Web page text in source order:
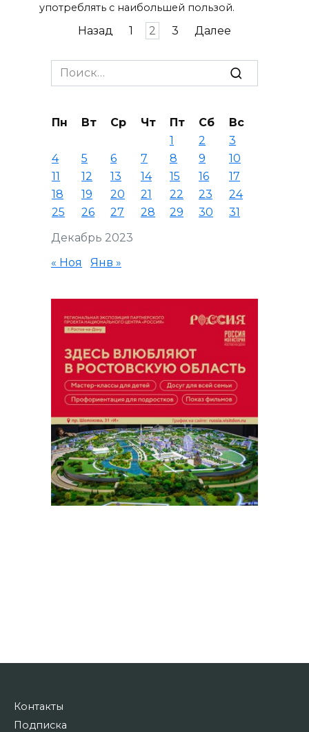
употреблять с наибольшей пользой.
ПагинацияНазад 1 2 3 Далее
Search
for:
Декабрь 2023
Пн Вт Ср Чт Пт Сб
Вс
1
2
3
4
5 6 7 8 9
10
11
12 13 14 15 16
17
18
19 20 21 22 23
24
25
26 27 28 29 30 31
« Ноя Янв »
Контакты
Подписка